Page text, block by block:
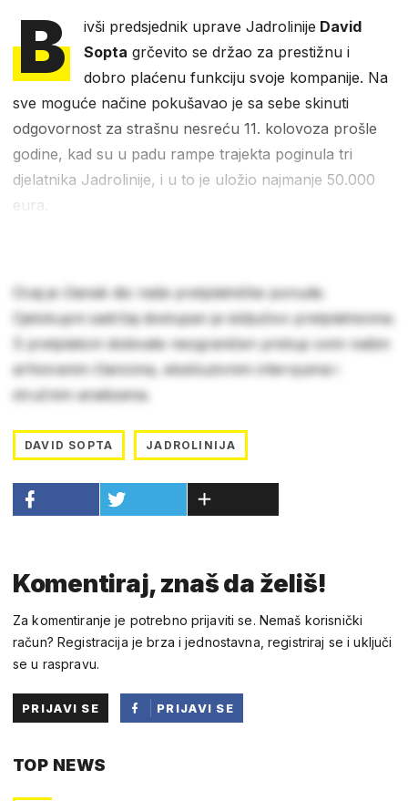
B ivši predsjednik uprave Jadrolinije David
Sopta grčevito se držao za prestižnu i
dobro plaćenu funkciju svoje kompanije. Na
sve moguće načine pokušavao je sa sebe skinuti
odgovornost za strašnu nesreću 11. kolovoza prošle
godine, kad su u padu rampe trajekta poginula tri
djelatnika Jadrolinije, i u to je uložio najmanje 50.000
eura.
Ovaj je članak dio naše pretplatničke ponude.
Cjelokupni sadržaj dostupan je isključivo pretplatnicima.
S pretplatom dobivate neograničen pristup svim našim
arhiviranim člancima, ekskluzivnim intervjuima i
stručnim analizama.
DAVID SOPTA JADROLINIJA
Komentiraj, znaš da želiš!
Za komentiranje je potrebno prijaviti se. Nemaš korisnički
račun? Registracija je brza i jednostavna, registriraj se i uključi
se u raspravu.
PRIJAVI SE
PRIJAVI SE
TOP NEWS